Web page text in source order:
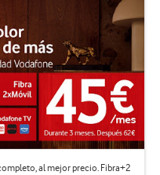
al mejor precio. Fibra+2